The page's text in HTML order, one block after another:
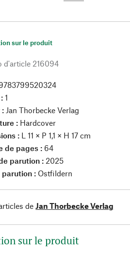
sur le produit
d'article 216094
:1
: Jan Thorbecke Verlag
: Hardcover
: L 11 × P 1,1 × H 17 cm
de pages : 64
parution : 2025
parution : Ostfildern
de Jan Thorbecke Verlag
sur le produit